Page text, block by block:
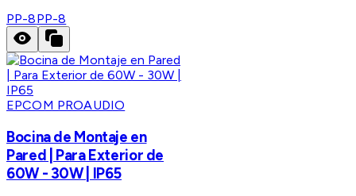
PP-8PP-8
EPCOM PROAUDIO
Bocina de Montaje en
Pared | Para Exterior de
60W - 30W | IP65